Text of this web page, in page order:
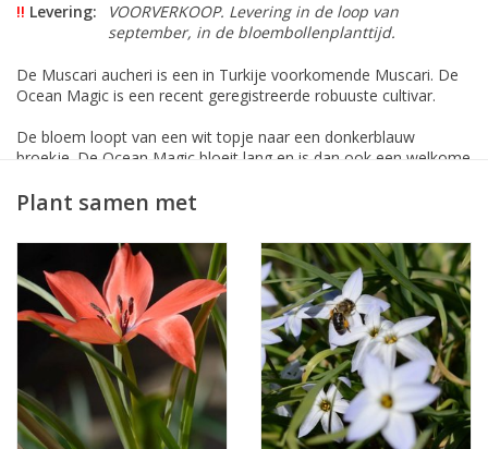
!! Levering:
VOORVERKOOP. Levering in de loop van
september, in de bloembollenplanttijd.
De Muscari aucheri is een in Turkije voorkomende Muscari. De
Ocean Magic is een recent geregistreerde robuuste cultivar.
De bloem loopt van een wit topje naar een donkerblauw
broekje. De Ocean Magic bloeit lang en is dan ook een welkome
plek. Een aanrader!
Plant samen met